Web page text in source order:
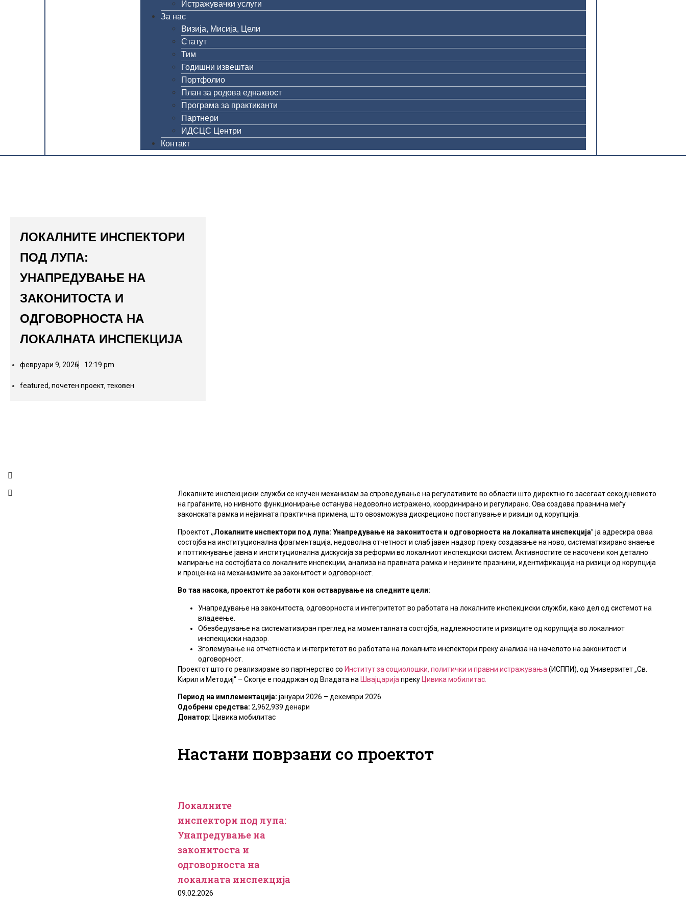
Истражувачки услуги
За нас
Визија, Мисија, Цели
Статут
Тим
Годишни извештаи
Портфолио
План за родова еднаквост
Програма за практиканти
Партнери
ИДСЦС Центри
Контакт
ЛОКАЛНИТЕ ИНСПЕКТОРИ
ПОД ЛУПА:
УНАПРЕДУВАЊЕ НА
ЗАКОНИТОСТА И
ОДГОВОРНОСТА НА
ЛОКАЛНАТА ИНСПЕКЦИЈА
февруари 9, 2026 12:19 pm
featured,почетен проект,тековен
Локалните инспекциски служби се клучен механизам за спроведување на регулативите во области што директно го засегаат секојдневието
на граѓаните, но нивното функционирање останува недоволно истражено, координирано и регулирано. Ова создава празнина меѓу
законската рамка и нејзината практична примена, што овозможува дискреционо постапување и ризици од корупција.
Проектот ,,Локалните инспектори под лупа: Унапредување на законитоста и одговорноста на локалната инспекција” ја адресира оваа
состојба на институционална фрагментација, недоволна отчетност и слаб јавен надзор преку создавање на ново, систематизирано знаење
и поттикнување јавна и институционална дискусија за реформи во локалниот инспекциски систем. Активностите се насочени кон детално
мапирање на состојбата со локалните инспекции, анализа на правната рамка и нејзините празнини, идентификација на ризици од корупција
и проценка на механизмите за законитост и одговорност.
Во таа насока, проектот ќе работи кон остварување на следните цели:
Унапредување на законитоста, одговорноста и интегритетот во работата на локалните инспекциски служби, како дел од системот на
владеење.
Обезбедување на систематизиран преглед на моменталната состојба, надлежностите и ризиците од корупција во локалниот
инспекциски надзор.
Зголемување на отчетноста и интегритетот во работата на локалните инспектори преку анализа на начелото на законитост и
одговорност.
Проектот што го реализираме во партнерство соИнститут за социолошки, политички и правни истражувања (ИСППИ), од Универзитет „Св.
Кирил и Методиј“ – Скопје е поддржан од Владата на Швајцарија прекуЦивика мобилитас.
Период на имплементација:јануари 2026 – декември 2026.
Одобрени средства:2,962,939 денари
Донатор: Цивика мобилитас
Настани поврзани со проектот
Локалните
инспектори под лупа:
Унапредување на
законитоста и
одговорноста на
локалната инспекција
09.02.2026